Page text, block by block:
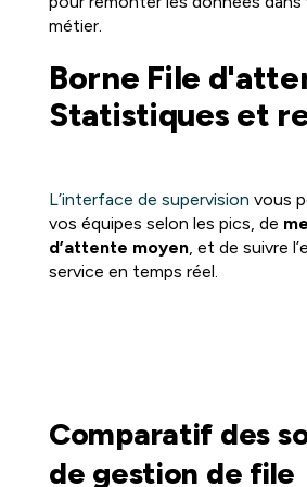
métier.
Borne File
Statistiques et
L’interface de supervision vous
vos équipes selon les pics, de
d’attente moyen , et de suivre
service en temps réel.
Comparatif des
de gestion de file